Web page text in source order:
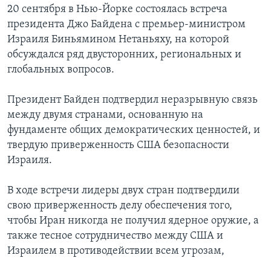
20 сентября в Нью-Йорке состоялась встреча
президента Джо Байдена с премьер-министром
Израиля Биньямином Нетаньяху, на которой
обсуждался ряд двусторонних, региональных и
глобальных вопросов.
Президент Байден подтвердил неразрывную связь
между двумя странами, основанную на
фундаменте общих демократических ценностей, и
твердую приверженность США безопасности
Израиля.
В ходе встречи лидеры двух стран подтвердили
свою приверженность делу обеспечения того,
чтобы Иран никогда не получил ядерное оружие, а
также тесное сотрудничество между США и
Израилем в противодействии всем угрозам,